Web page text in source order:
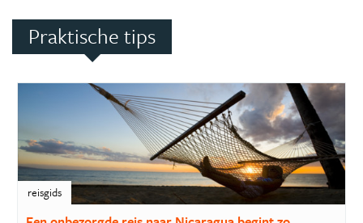
Praktische tips
reisgids